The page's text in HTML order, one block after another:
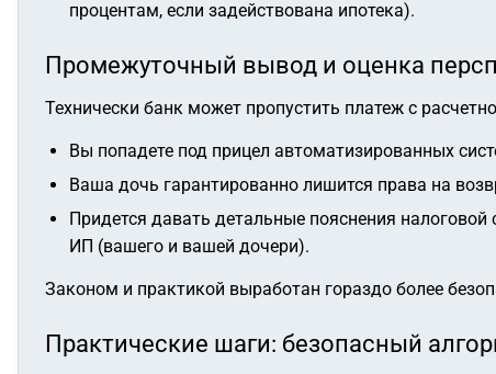
процентам, если задействована ипотека).
Промежуточный вывод и оценка
Технически банк может пропустить платеж с
Вы попадете под прицел автоматизированных
Ваша дочь гарантированно лишится права на
Придется давать детальные пояснения
ИП (вашего и вашей дочери).
Законом и практикой выработан гораздо более
Практические шаги: безопасный